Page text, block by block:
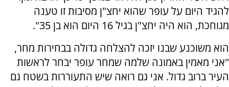
להגיד היום על עופר שהוא יחצ"ן מסיבות זו טענה
מגוחכת, הוא היה יחצ"ן בגיל 16 היום הוא בן 35".
הוא משוכנע שבנו יזכה להצלחה גדולה בבחירות מחר,
"אני מאמין באמונה שלמה שמחר עופר יבחר לראשות
העיר ברוב גדול. אני גם רואה שיש התעוררות בשטח גם